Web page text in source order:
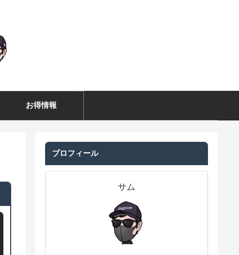
お得情報
プロフィール
サム